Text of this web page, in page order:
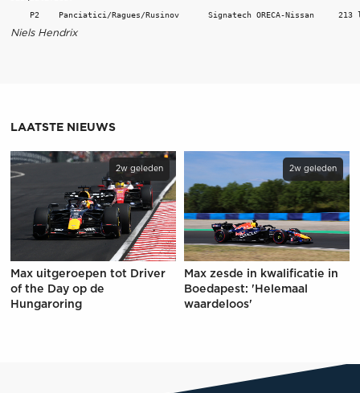
Niels Hendrix
LAATSTE NIEUWS
2w geleden
Max uitgeroepen tot Driver
of the Day op de
Hungaroring
2w geleden
Max zesde in kwalificatie in
Boedapest: 'Helemaal
waardeloos'